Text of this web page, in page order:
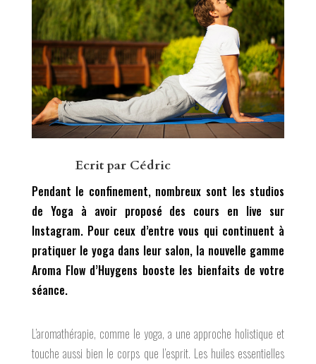
Ecrit par Cédric
Pendant le confinement, nombreux sont les studios
de Yoga à avoir proposé des cours en live sur
Instagram. Pour ceux d’entre vous qui continuent à
pratiquer le yoga dans leur salon, la nouvelle gamme
Aroma Flow d’Huygens booste les bienfaits de votre
séance.
L’aromathérapie, comme le yoga, a une approche holistique et
touche aussi bien le corps que l’esprit. Les huiles essentielles